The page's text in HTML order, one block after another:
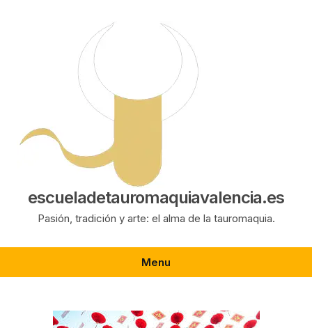
escueladetauromaquiavalencia.es
Pasión, tradición y arte: el alma de la tauromaquia.
Menu